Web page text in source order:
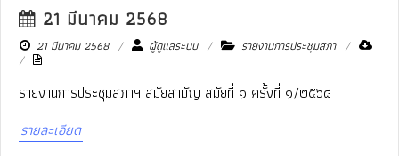
21 มีนาคม 2568
21 มีนาคม 2568 ผู้ดูแลระบบ รายงานการประชุมสภา
รายงานการประชุมสภาฯ สมัยสามัญ สมัยที่ ๑ ครั้งที่ ๑/๒๕๖๘
รายละเอียด